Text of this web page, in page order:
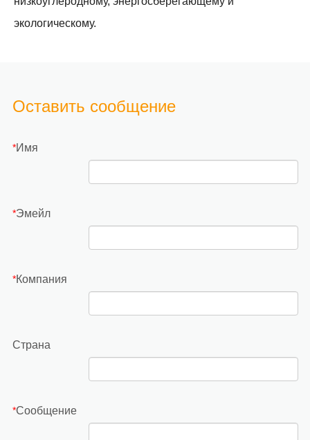
экологическому.
Оставить сообщение
*Имя
*Эмейл
*Компания
Страна
*Сообщение